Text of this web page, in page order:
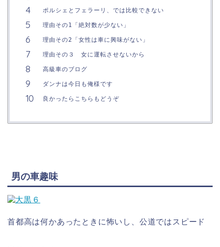
ポルシェとフェラーリ、では比較できない
理由その1「絶対数が少ない」
理由その2「女性は車に興味がない」
理由その３ 女に運転させないから
高級車のブログ
ダンナは今日も俺様です
良かったらこちらもどうぞ
男の車趣味
首都高は何かあったときに怖いし、公道ではスピード